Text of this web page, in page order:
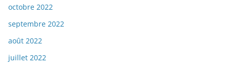
octobre 2022
septembre 2022
août 2022
juillet 2022